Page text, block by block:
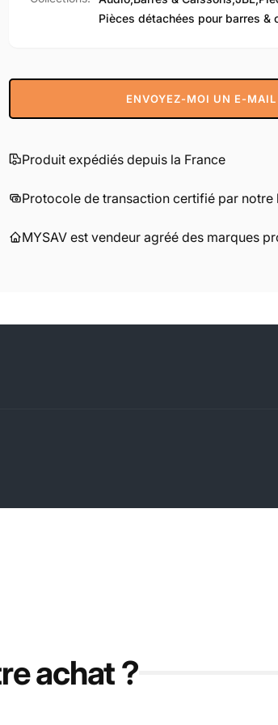
Pièces détachées pour barres &
ENVOYEZ-MOI UN E-MAIL
Produit expédiés depuis la France
Protocole de transaction certifié par notre
MYSAV est vendeur agréé des marques
achat ?